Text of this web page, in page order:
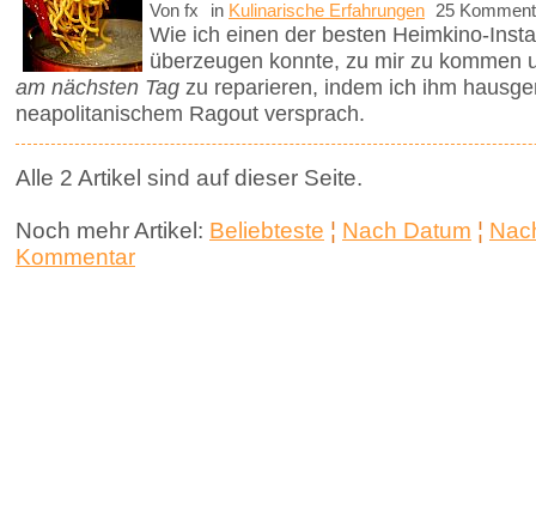
Von fx in Kulinarische Erfahrungen 25
Wie ich einen der besten Heimkino-
überzeugen konnte, zu mir zu kommen
am nächsten Tag zu reparieren, indem ich ihm
neapolitanischem Ragout versprach.
Alle 2 Artikel sind auf dieser Seite.
Noch mehr Artikel: Beliebteste ¦ Nach Datum ¦
Kommentar